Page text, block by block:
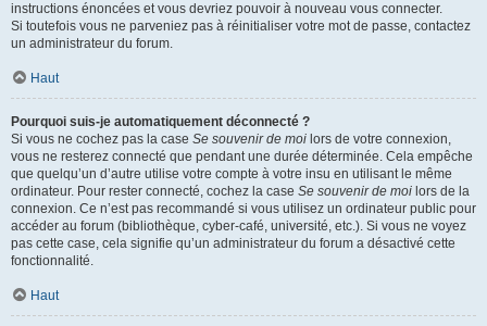
instructions énoncées et vous devriez pouvoir à nouveau vous connecter.
Si toutefois vous ne parveniez pas à réinitialiser votre mot de passe, contactez
un administrateur du forum.
Haut
Pourquoi suis-je automatiquement déconnecté ?
Si vous ne cochez pas la case Se souvenir de moi lors de votre connexion,
vous ne resterez connecté que pendant une durée déterminée. Cela empêche
que quelqu’un d’autre utilise votre compte à votre insu en utilisant le même
ordinateur. Pour rester connecté, cochez la case Se souvenir de moi lors de la
connexion. Ce n’est pas recommandé si vous utilisez un ordinateur public pour
accéder au forum (bibliothèque, cyber-café, université, etc.). Si vous ne voyez
pas cette case, cela signifie qu’un administrateur du forum a désactivé cette
fonctionnalité.
Haut